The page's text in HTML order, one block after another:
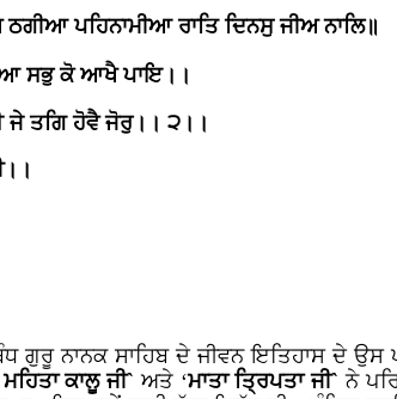
ਪਹਿਨਾਮੀਆ ਰਾਤਿ ਦਿਨਸੁ ਜੀਅ ਨਾਲਿ॥
ਸਭੁ ਕੋ ਆਖੈ ਪਾਇ।।
ਜੇ ਤਗਿ ਹੋਵੈ ਜੋਰੁ।। ੨।।
ਗੁਰੂ ਨਾਨਕ ਸਾਹਿਬ ਦੇ ਜੀਵਨ ਇਤਿਹਾਸ ਦੇ
ਕਾਲੂ ਜੀ` ਅਤੇ ‘ਮਾਤਾ ਤ੍ਰਿਪਤਾ ਜੀ`ਨੇ